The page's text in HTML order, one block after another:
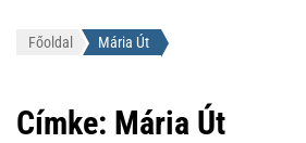
Főoldal Mária Út
Címke: Mária Út